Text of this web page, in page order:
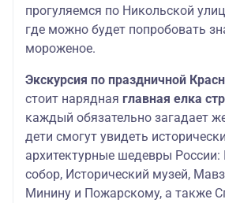
прогуляемся по Никольской
где можно будет попробовать
мороженое.
Экскурсия по праздничной
стоит нарядная главная елка
каждый обязательно загадает
дети смогут увидеть
архитектурные шедевры России:
собор, Исторический музей,
Минину и Пожарскому, а также